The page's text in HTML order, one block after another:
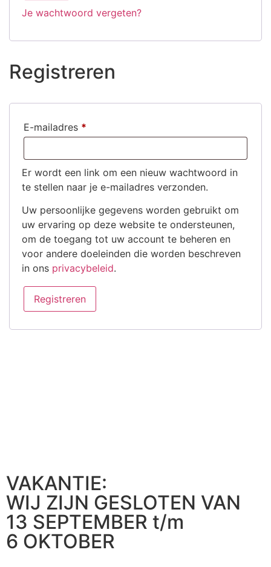
Je wachtwoord vergeten?
Registreren
E-mailadres *
Er wordt een link om een nieuw wachtwoord in
te stellen naar je e-mailadres verzonden.
Uw persoonlijke gegevens worden gebruikt om
uw ervaring op deze website te ondersteunen,
om de toegang tot uw account te beheren en
voor andere doeleinden die worden beschreven
in ons privacybeleid.
Registreren
VAKANTIE:
WIJ ZIJN GESLOTEN VAN
13 SEPTEMBER t/m
6 OKTOBER